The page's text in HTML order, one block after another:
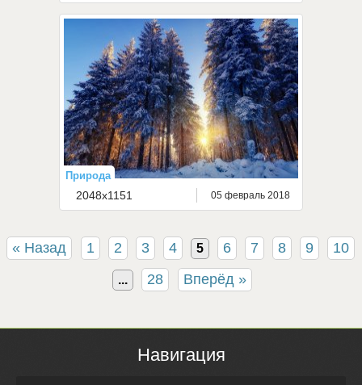
Природа
2048x1151 05 февраль 2018
« Назад 1 2 3 4 5 6 7 8 9 10
... 28 Вперёд »
Навигация